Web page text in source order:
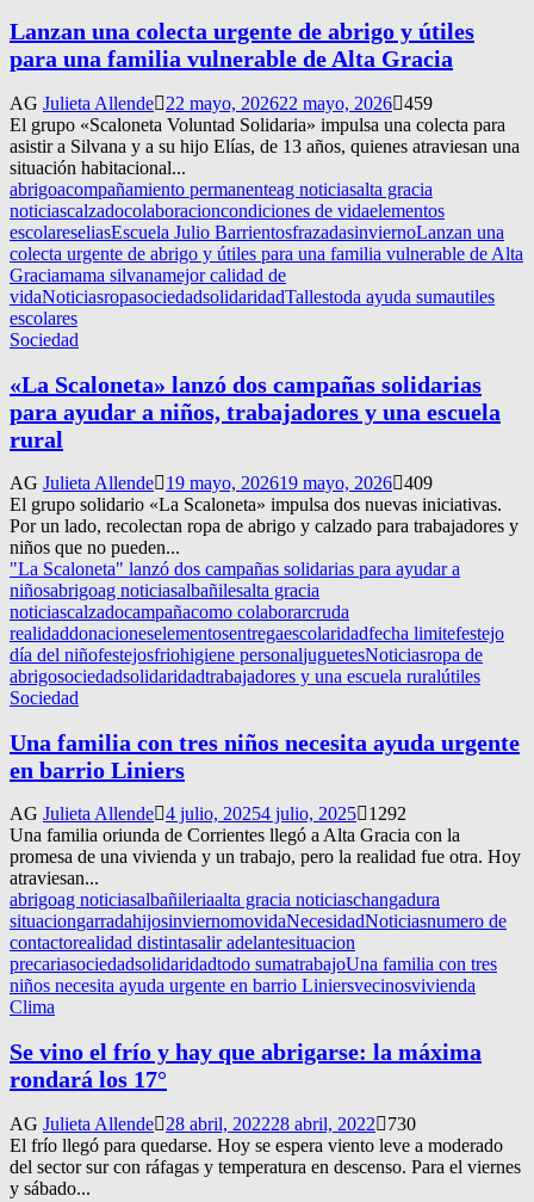
Lanzan una colecta urgente de abrigo y útiles
para una familia vulnerable de Alta Gracia
AG Julieta Allende 22 mayo, 202622 mayo, 2026 459
El grupo «Scaloneta Voluntad Solidaria» impulsa una colecta para
asistir a Silvana y a su hijo Elías, de 13 años, quienes atraviesan una
situación habitacional...
abrigoacompañamiento permanenteag noticiasalta gracia
noticiascalzadocolaboracioncondiciones de vidaelementos
escolareseliasEscuela Julio BarrientosfrazadasinviernoLanzan una
colecta urgente de abrigo y útiles para una familia vulnerable de Alta
Graciamama silvanamejor calidad de
vidaNoticiasropasociedadsolidaridadTallestoda ayuda sumautiles
escolares
Sociedad
«La Scaloneta» lanzó dos campañas solidarias
para ayudar a niños, trabajadores y una escuela
rural
AG Julieta Allende 19 mayo, 202619 mayo, 2026 409
El grupo solidario «La Scaloneta» impulsa dos nuevas iniciativas.
Por un lado, recolectan ropa de abrigo y calzado para trabajadores y
niños que no pueden...
"La Scaloneta" lanzó dos campañas solidarias para ayudar a
niñosabrigoag noticiasalbañilesalta gracia
noticiascalzadocampañacomo colaborarcruda
realidaddonacioneselementosentregaescolaridadfecha limitefestejo
día del niñofestejosfriohigiene personaljuguetesNoticiasropa de
abrigosociedadsolidaridadtrabajadores y una escuela ruralútiles
Sociedad
Una familia con tres niños necesita ayuda urgente
en barrio Liniers
AG Julieta Allende 4 julio, 20254 julio, 2025
1292
Una familia oriunda de Corrientes llegó a Alta Gracia con la
promesa de una vivienda y un trabajo, pero la realidad fue otra. Hoy
atraviesan...
abrigoag noticiasalbañileriaalta gracia noticiaschangadura
situaciongarradahijosinviernomovidaNecesidadNoticiasnumero de
contactorealidad distintasalir adelantesituacion
precariasociedadsolidaridadtodo sumatrabajoUna familia con tres
niños necesita ayuda urgente en barrio Liniersvecinosvivienda
Clima
Se vino el frío y hay que abrigarse: la máxima
rondará los 17°
AG Julieta Allende 28 abril, 202228 abril, 2022
730
El frío llegó para quedarse. Hoy se espera viento leve a moderado
del sector sur con ráfagas y temperatura en descenso. Para el viernes
y sábado...